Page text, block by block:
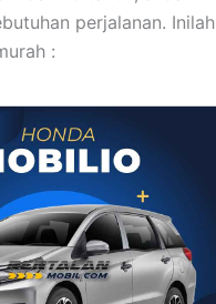
perjalanan. Inilah
: